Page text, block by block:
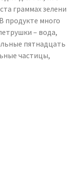
граммах зелени
продукте много
– вода,
пятнадцать
частицы,